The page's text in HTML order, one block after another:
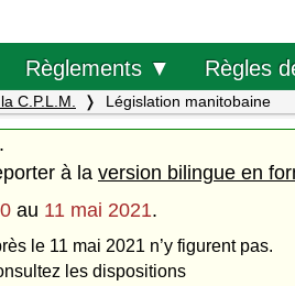
Règlements ▼ Règles
C.P.L.M. Législation manitobaine
.
à la version bilingue en
au 11 mai 2021.
le 11 mai 2021 n’y figurent pas.
les dispositions